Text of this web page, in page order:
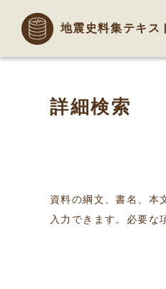
地震史料集テキス
詳細検索
資料の綱文、書名、本
入力できます。必要な